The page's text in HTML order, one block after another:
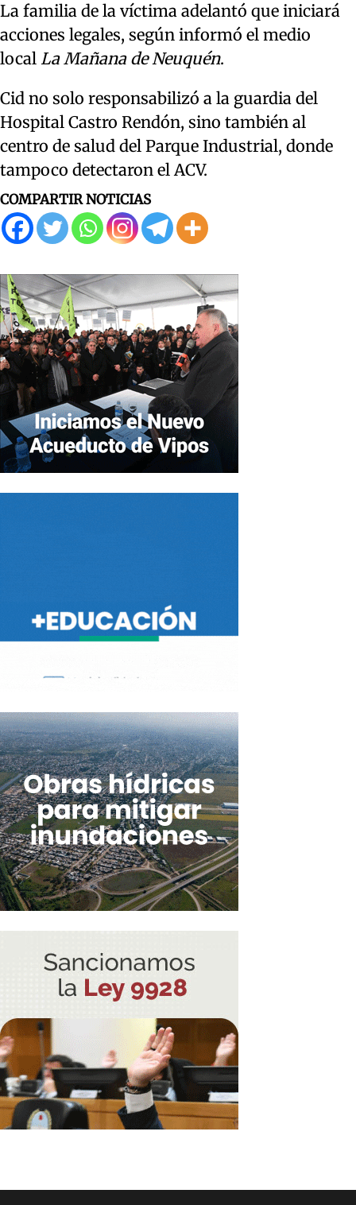
La familia de la víctima adelantó que iniciará
acciones legales, según informó el medio
local La Mañana de Neuquén.
Cid no solo responsabilizó a la guardia del
Hospital Castro Rendón, sino también al
centro de salud del Parque Industrial, donde
tampoco detectaron el ACV.
COMPARTIR NOTICIAS